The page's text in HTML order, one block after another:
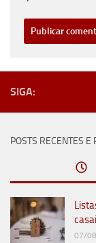
SIGA:
POSTS RECENTES E
07/